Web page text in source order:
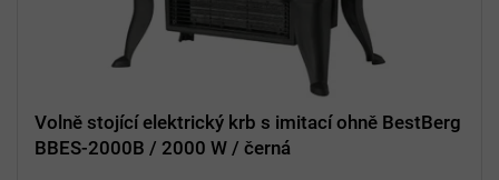
Volně stojící elektrický krb s imitací ohně BestBerg
BBES-2000B / 2000 W / černá